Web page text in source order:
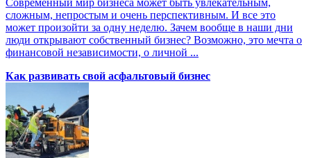
Современный мир бизнеса может быть увлекательным,
сложным, непростым и очень перспективным. И все это
может произойти за одну неделю. Зачем вообще в наши дни
люди открывают собственный бизнес? Возможно, это мечта о
финансовой независимости, о личной ...
Как развивать свой асфальтовый бизнес